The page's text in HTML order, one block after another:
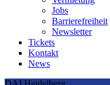
Jobs
Barrierefreiheit
Newsletter
Tickets
Kontakt
News